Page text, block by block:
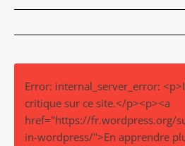
Error: internal_server_error:
critique sur ce site.</p><p><a
href="https://fr.wordpress.org/
in-wordpress/">En apprendre